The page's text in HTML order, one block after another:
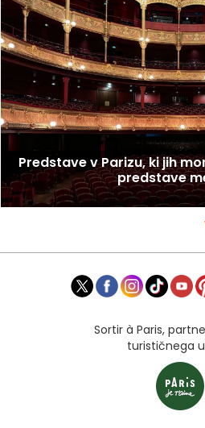
Predstave v Parizu, ki jih
predstave
Sortir à Paris,
turističnega